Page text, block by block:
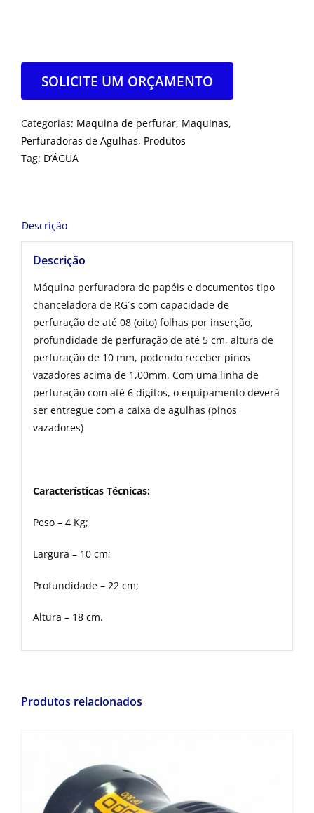
SOLICITE UM ORÇAMENTO
Categorias: Maquina de perfurar, Maquinas,
Perfuradoras de Agulhas, Produtos
Tag: D’ÁGUA
Descrição
Descrição
Máquina perfuradora de papéis e documentos tipo
chanceladora de RG´s com capacidade de
perfuração de até 08 (oito) folhas por inserção,
profundidade de perfuração de até 5 cm, altura de
perfuração de 10 mm, podendo receber pinos
vazadores acima de 1,00mm. Com uma linha de
perfuração com até 6 dígitos, o equipamento deverá
ser entregue com a caixa de agulhas (pinos
vazadores)
Características Técnicas:
Peso – 4 Kg;
Largura – 10 cm;
Profundidade – 22 cm;
Altura – 18 cm.
Produtos relacionados